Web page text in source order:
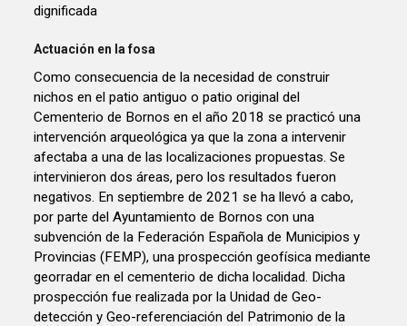
dignificada
Actuación en la fosa
Como consecuencia de la necesidad de construir
nichos en el patio antiguo o patio original del
Cementerio de Bornos en el año 2018 se practicó una
intervención arqueológica ya que la zona a intervenir
afectaba a una de las localizaciones propuestas. Se
intervinieron dos áreas, pero los resultados fueron
negativos. En septiembre de 2021 se ha llevó a cabo,
por parte del Ayuntamiento de Bornos con una
subvención de la Federación Española de Municipios y
Provincias (FEMP), una prospección geofísica mediante
georradar en el cementerio de dicha localidad. Dicha
prospección fue realizada por la Unidad de Geo-
detección y Geo-referenciación del Patrimonio de la